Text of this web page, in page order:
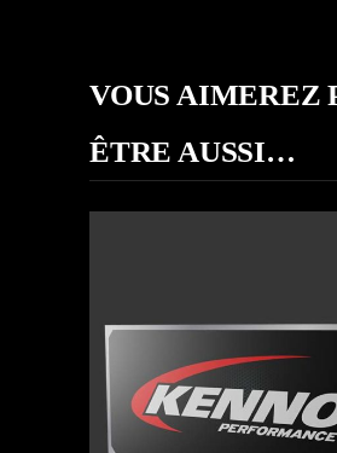
VOUS AIMEREZ
ÊTRE AUSSI…
PANNEAU
FANZONE
18.00€